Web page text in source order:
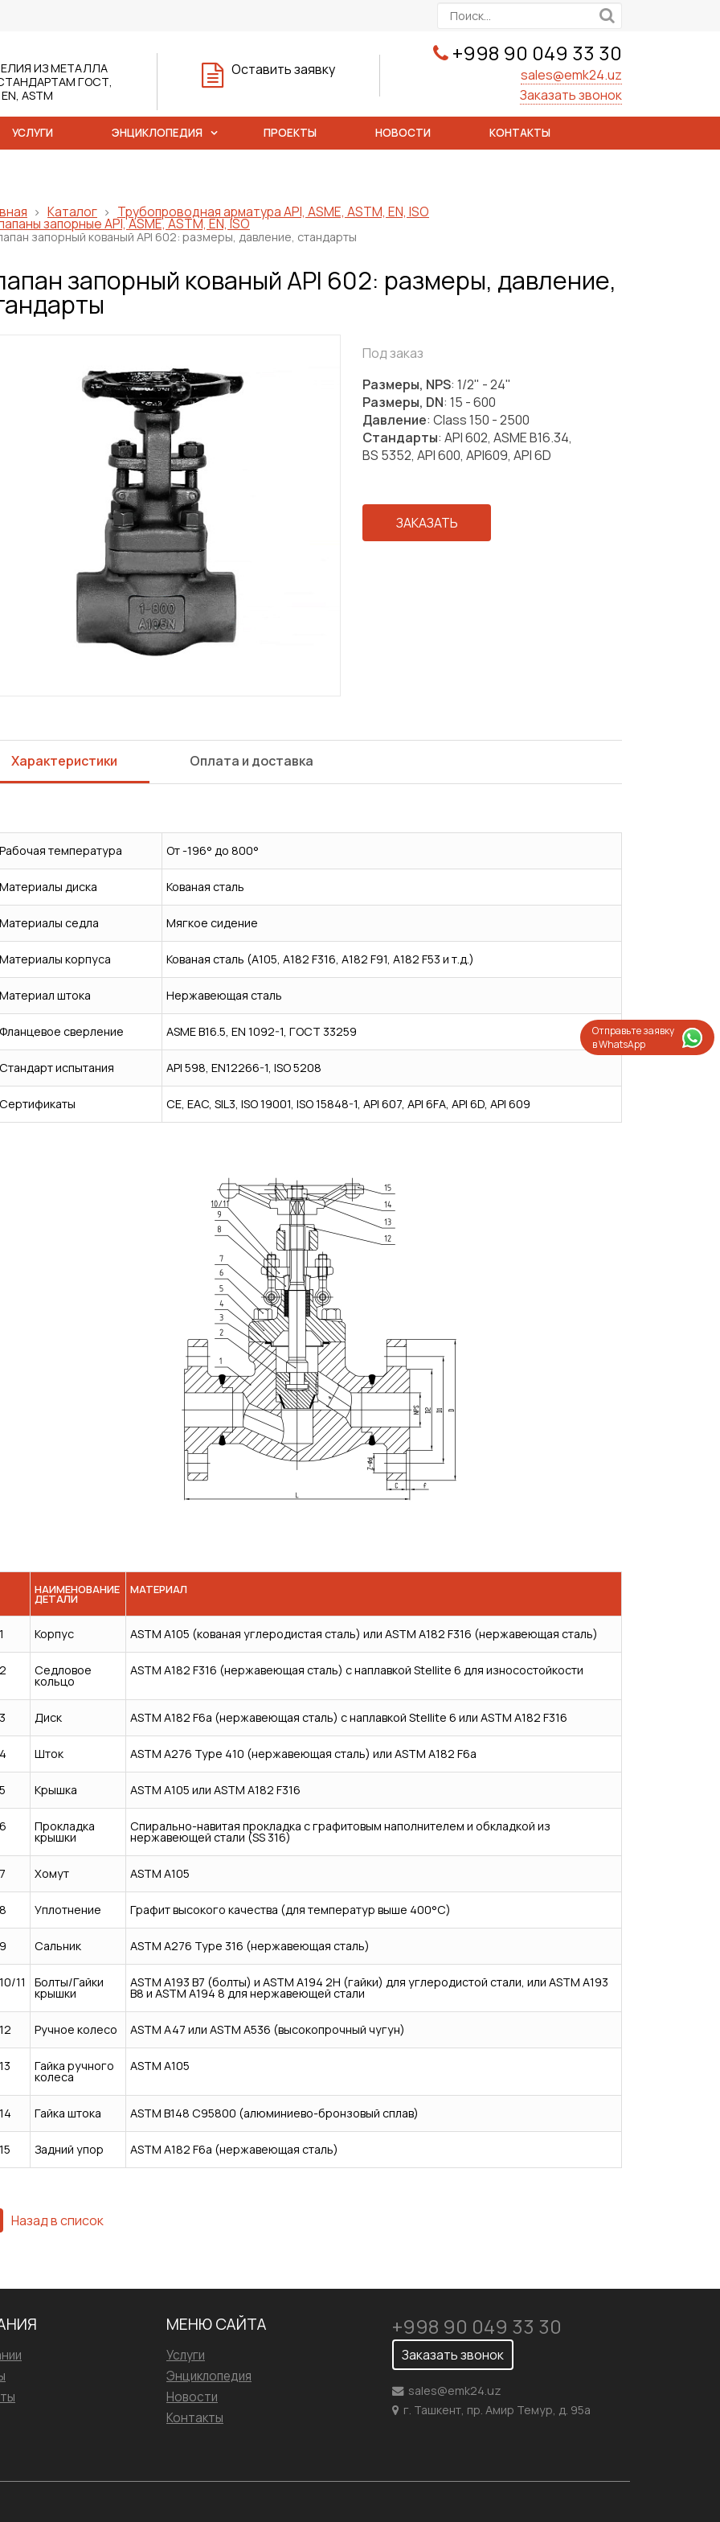
Отправьте заявку
в WhatsApp
+998 90 049 33 30
sales@emk24.uz
Заказать звонок
Оставить заявку
ИЗ МЕТАЛЛА
ГОСТ,
ASTM
УСЛУГИ ЭНЦИКЛОПЕДИЯ ПРОЕКТЫ НОВОСТИ КОНТАКТЫ
Сварка Механическая обработка Испытания/Сертификация Доставка
Каталог Трубопроводная арматура API, ASME, ASTM, EN, ISO
запорные API, ASME, ASTM, EN, ISO
запорный кованый API 602: размеры, давление, стандарты
запорный кованый API 602: размеры, давление,
Под заказ
Размеры, NPS: 1/2" - 24"
Размеры, DN: 15 - 600
Давление: Class 150 - 2500
Стандарты: API 602, ASME B16.34,
BS 5352, API 600, API609, API 6D
ЗАКАЗАТЬ
Характеристики Оплата и доставка
Рабочая температура От -196° до 800°
Материалы диска Кованая сталь
Материалы седла Мягкое сидение
Материалы корпуса Кованая сталь (A105, A182 F316, A182 F91, A182 F53 и т.д.)
Материал штока Нержавеющая сталь
Фланцевое сверление ASME B16.5, EN 1092-1, ГОСТ 33259
Стандарт испытания API 598, EN12266-1, ISO 5208
Сертификаты CE, EAC, SIL3, ISO 19001, ISO 15848-1, API 607, API 6FA, API 6D, API 609
НАИМЕНОВАНИЕ
ДЕТАЛИ
МАТЕРИАЛ
1 Корпус ASTM A105 (кованая углеродистая сталь) или ASTM A182 F316 (нержавеющая сталь)
2 Седловое
кольцо
ASTM A182 F316 (нержавеющая сталь) с наплавкой Stellite 6 для износостойкости
3 Диск ASTM A182 F6a (нержавеющая сталь) с наплавкой Stellite 6 или ASTM A182 F316
4 Шток ASTM A276 Type 410 (нержавеющая сталь) или ASTM A182 F6a
5 Крышка ASTM A105 или ASTM A182 F316
6 Прокладка
крышки
Спирально-навитая прокладка с графитовым наполнителем и обкладкой из
нержавеющей стали (SS 316)
7 Хомут ASTM A105
8 Уплотнение Графит высокого качества (для температур выше 400°C)
9 Сальник ASTM A276 Type 316 (нержавеющая сталь)
10/11 Болты/Гайки
крышки
ASTM A193 B7 (болты) и ASTM A194 2H (гайки) для углеродистой стали, или ASTM A193
B8 и ASTM A194 8 для нержавеющей стали
12 Ручное колесо ASTM A47 или ASTM A536 (высокопрочный чугун)
13 Гайка ручного
колеса
ASTM A105
14 Гайка штока ASTM B148 C95800 (алюминиево-бронзовый сплав)
15 Задний упор ASTM A182 F6a (нержавеющая сталь)
Назад в список
+998 90 049 33 30
Заказать звонок
sales@emk24.uz
г. Ташкент, пр. Амир Темур, д. 95а
МЕНЮ САЙТА
Услуги
Энциклопедия
Новости
Контакты